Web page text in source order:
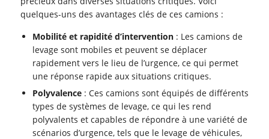
quelques-uns des avantages clés de ces camions :
Mobilité et rapidité d’intervention : Les camions de
levage sont mobiles et peuvent se déplacer
rapidement vers le lieu de l’urgence, ce qui permet
une réponse rapide aux situations critiques.
Polyvalence : Ces camions sont équipés de différents
types de systèmes de levage, ce qui les rend
polyvalents et capables de répondre à une variété de
scénarios d’urgence, tels que le levage de véhicules,